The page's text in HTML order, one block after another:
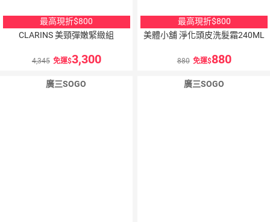
最高現折$800
CLARINS 美頸彈嫩緊緻組
4,345 免運 3,300
最高現折$800
美體小舖 淨化頭皮洗髮霜240ML
880 免運 880
廣三SOGO 廣三SOGO